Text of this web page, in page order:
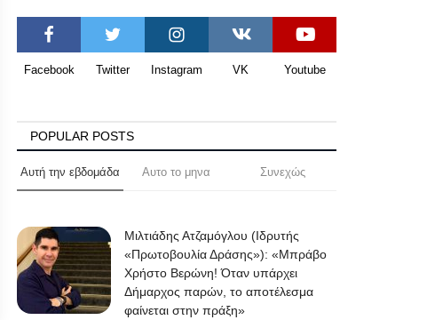
Facebook Twitter Instagram VK Youtube
POPULAR POSTS
Αυτή την εβδομάδα Αυτο το μηνα Συνεχώς
Μιλτιάδης Ατζαμόγλου (Ιδρυτής
«Πρωτοβουλία Δράσης»): «Μπράβο
Χρήστο Βερώνη! Όταν υπάρχει
Δήμαρχος παρών, το αποτέλεσμα
φαίνεται στην πράξη»